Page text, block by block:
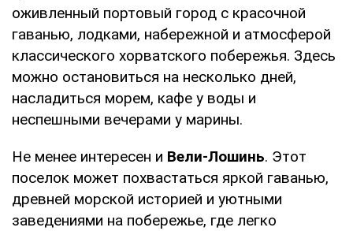
оживленный портовый город с красочной
гаванью, лодками, набережной и атмосферой
классического хорватского побережья. Здесь
можно остановиться на несколько дней,
насладиться морем, кафе у воды и
неспешными вечерами у марины.
Не менее интересен и Вели-Лошинь. Этот
поселок может похвастаться яркой гаванью,
древней морской историей и уютными
заведениями на побережье, где легко